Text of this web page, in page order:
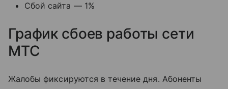
Сбой сайта — 1%
График сбоев работы сети
МТС
Жалобы фиксируются в течение дня. Абоненты